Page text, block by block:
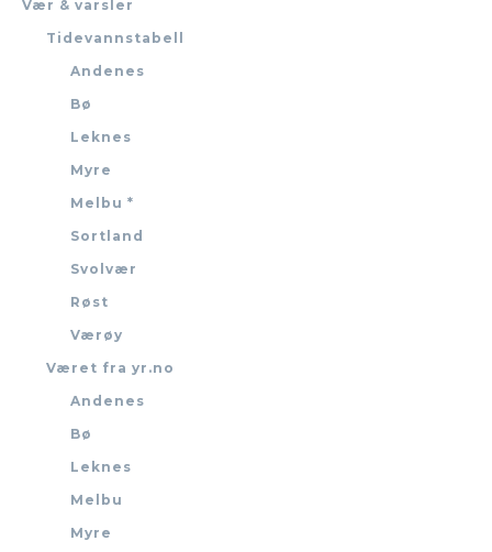
Vær & varsler
Tidevannstabell
Andenes
Bø
Leknes
Myre
Melbu *
Sortland
Svolvær
Røst
Værøy
Været fra yr.no
Andenes
Bø
Leknes
Melbu
Myre